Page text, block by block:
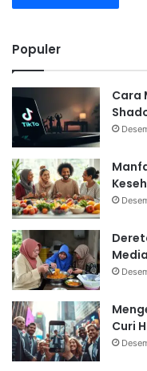
Populer
Cara
Curi